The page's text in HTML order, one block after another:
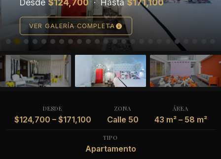
Desde $124,700 · Hasta$171,100
VER GALERÍA COMPLETA
DESDE
$124,700 – $171,100
ZONA
Calle 50
ÁREA
43 m² – 58 m²
TIPO
Apartamento